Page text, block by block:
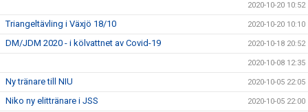
2020-10-20 10:52
Triangeltävling i Växjö 18/10 2020-10-20 10:10
DM/JDM 2020 - i kölvattnet av Covid-19 2020-10-18 20:52
2020-10-08 12:35
Ny tränare till NIU 2020-10-05 22:05
Niko ny elittränare i JSS 2020-10-05 22:00